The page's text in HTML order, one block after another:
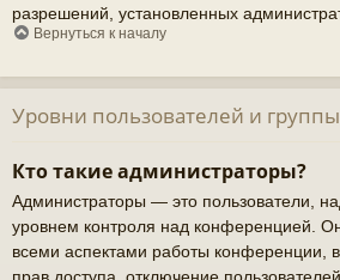
разрешений, установленных
Вернуться к началу
Уровни пользователей и группы
Кто такие администраторы?
Администраторы — это пользователи,
уровнем контроля над конференцией.
всеми аспектами работы конференции,
прав доступа, отключение